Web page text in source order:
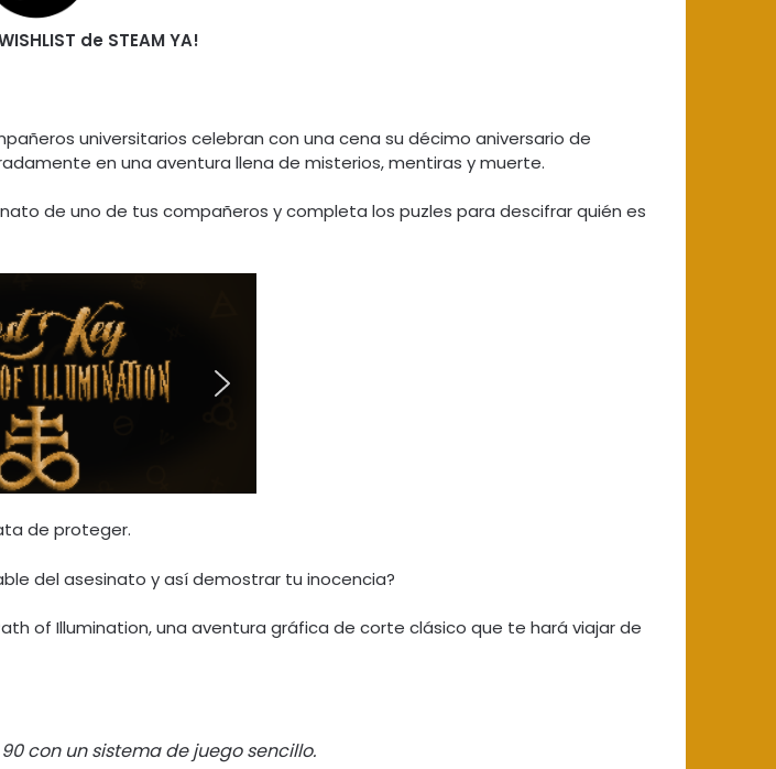
de STEAM YA!
universitarios celebran con una cena su décimo aniversario de
en una aventura llena de misterios, mentiras y muerte.
de uno de tus compañeros y completa los puzles para descifrar quién es
de proteger.
del asesinato y así demostrar tu inocencia?
of Illumination, una aventura gráfica de corte clásico que te hará viajar de
con un sistema de juego sencillo.